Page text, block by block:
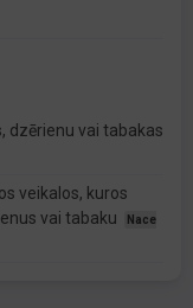
dzērienu vai tabakas
veikalos, kuros
vai tabaku
Nace